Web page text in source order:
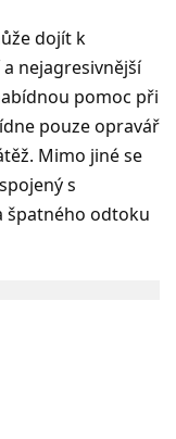
dojít k
nejagresivnější
pomoc při
pouze opravář
Mimo jiné se
s
špatného odtoku